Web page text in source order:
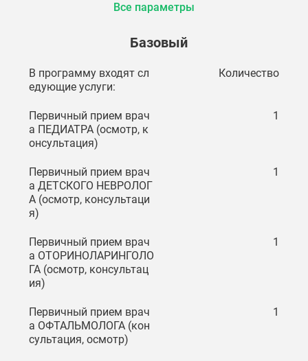
Все параметры
Базовый
В программу входят сл
едующие услуги:
Количество
Первичный прием врач
а ПЕДИАТРА (осмотр, к
онсультация)
1
Первичный прием врач
а ДЕТСКОГО НЕВРОЛОГ
А (осмотр, консультаци
я)
1
Первичный прием врач
а ОТОРИНОЛАРИНГОЛО
ГА (осмотр, консультац
ия)
1
Первичный прием врач
а ОФТАЛЬМОЛОГА (кон
сультация, осмотр)
1